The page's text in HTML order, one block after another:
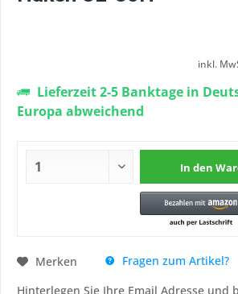
inkl.
Lieferzeit 2-5 Banktage in
Europa abweichend
In den
Merken
Fragen zum Artikel?
Hinterlegen Sie Ihre Email Adresse und